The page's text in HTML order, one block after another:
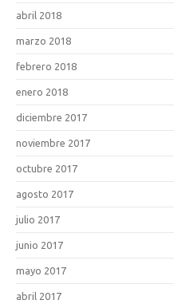
abril 2018
marzo 2018
febrero 2018
enero 2018
diciembre 2017
noviembre 2017
octubre 2017
agosto 2017
julio 2017
junio 2017
mayo 2017
abril 2017